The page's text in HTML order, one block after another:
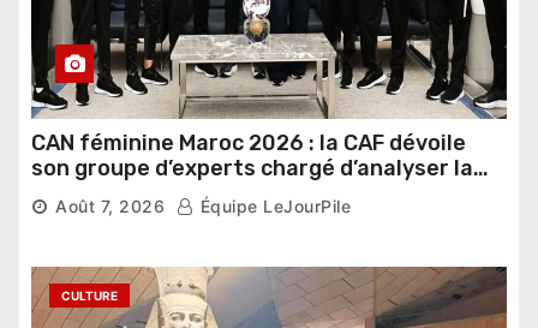
CAN féminine Maroc 2026 : la CAF dévoile
son groupe d’experts chargé d’analyser la
compétition
Août 7, 2026 Équipe LeJourPile
CULTURE